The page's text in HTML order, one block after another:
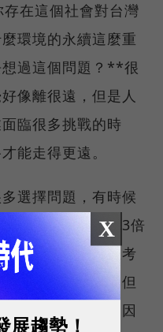
在這個社會對台灣
環境的永續這麼重
過這個問題？**很
像離很遠，但是人
臨很多挑戰的時
能走得更遠。
選擇問題，有時候
在有個公司給你3倍
要走？如果你思考
也很容易選擇。但
以讓你走很久？因
X
趨勢！